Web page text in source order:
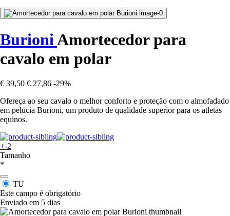
BurioniAmortecedor para
cavalo em polar
€ 39,50 € 27,86 -29%
Ofereça ao seu cavalo o melhor conforto e proteção com o almofadado
em pelúcia Burioni, um produto de qualidade superior para os atletas
equinos.
+-2
Tamanho
*
TU
Este campo é obrigatório
Enviado em 5 dias